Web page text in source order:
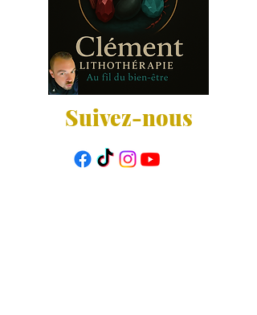
Suivez-nous